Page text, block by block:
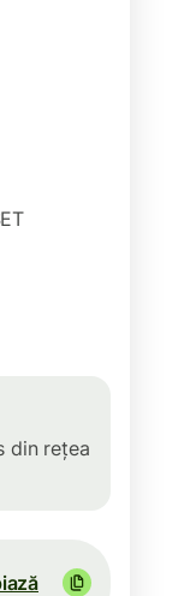
din rețea